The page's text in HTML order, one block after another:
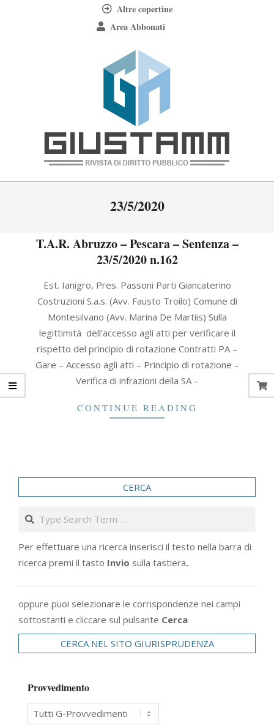
Altre copertine
Area Abbonati
Giustamm
23/5/2020
T.A.R. Abruzzo – Pescara – Sentenza –
23/5/2020 n.162
Est. Ianigro, Pres. Passoni Parti Giancaterino
Costruzioni S.a.s. (Avv. Fausto Troilo) Comune di
Montesilvano (Avv. Marina De Martiis) Sulla
legittimità dell’accesso agli atti per verificare il
rispetto del principio di rotazione Contratti PA –
Gare – Accesso agli atti – Principio di rotazione –
Verifica di infrazioni della SA –
CONTINUE READING
CERCA
Search
Per effettuare una ricerca inserisci il testo nella barra di
ricerca premi il tasto Invio sulla tastiera.
oppure puoi selezionare le corrispondenze nei campi
sottostanti e cliccare sul pulsante Cerca
CERCA NEL SITO GIURISPRUDENZA
Provvedimento